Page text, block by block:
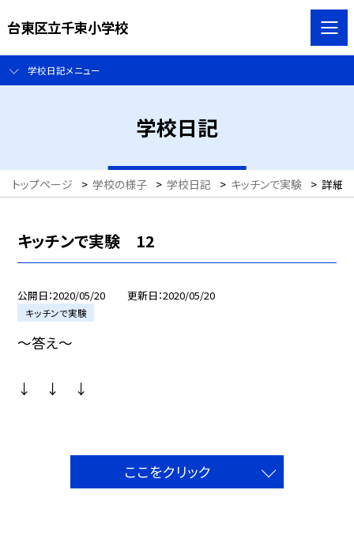
台東区立千束小学校
学校日記メニュー
学校日記
トップページ > 学校の様子 > 学校日記 > キッチンで実験 > 詳細
キッチンで実験 12
公開日 2020/05/20 更新日 2020/05/20
キッチンで実験
〜答え〜
↓ ↓ ↓
ここをクリック